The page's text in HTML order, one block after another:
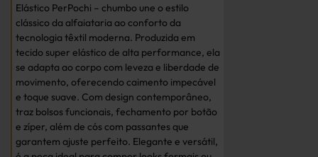
Elástico PerPochi – chumbo une o estilo
clássico da alfaiataria ao conforto da
tecnologia têxtil moderna. Produzida em
tecido super elástico de alta performance, ela
se adapta ao corpo com leveza e liberdade de
movimento, oferecendo caimento impecável
e toque suave. Com design contemporâneo,
traz bolsos funcionais, fechamento por botão
e zíper, além de cós com passantes que
garantem ajuste perfeito. Elegante e versátil,